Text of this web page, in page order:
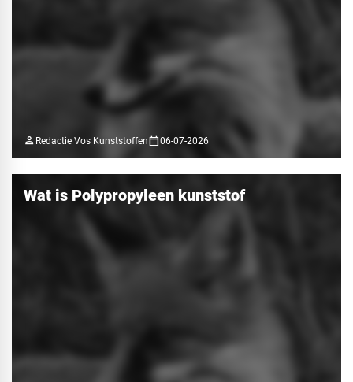
person Redactie Vos Kunststoffencalendar_today06-07-2026
Wat is Polypropyleen kunststof